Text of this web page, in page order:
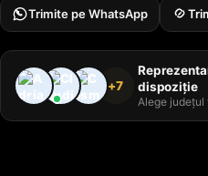
Trimite pe WhatsApp
+7
dispoziție
Alege județul